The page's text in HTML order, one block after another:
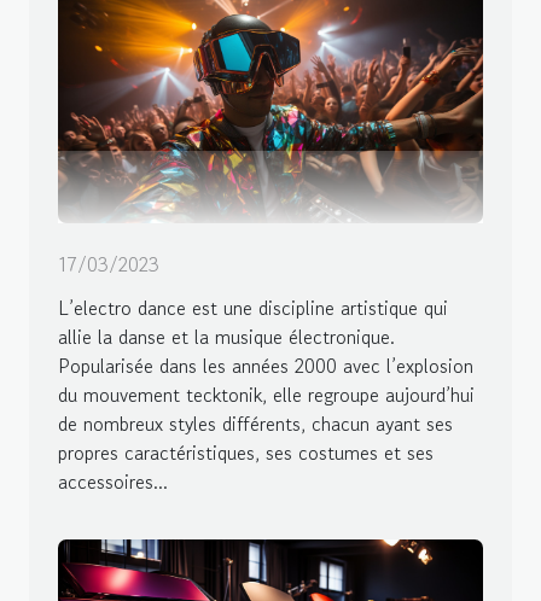
17/03/2023
L’electro dance est une discipline artistique qui
allie la danse et la musique électronique.
Popularisée dans les années 2000 avec l’explosion
du mouvement tecktonik, elle regroupe aujourd’hui
de nombreux styles différents, chacun ayant ses
propres caractéristiques, ses costumes et ses
accessoires...